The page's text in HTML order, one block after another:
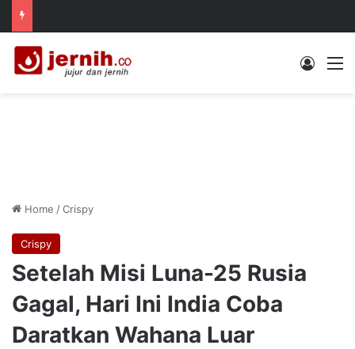
Log In
Home /Crispy
Crispy
Setelah Misi Luna-25 Rusia
Gagal, Hari Ini India Coba
Daratkan Wahana Luar